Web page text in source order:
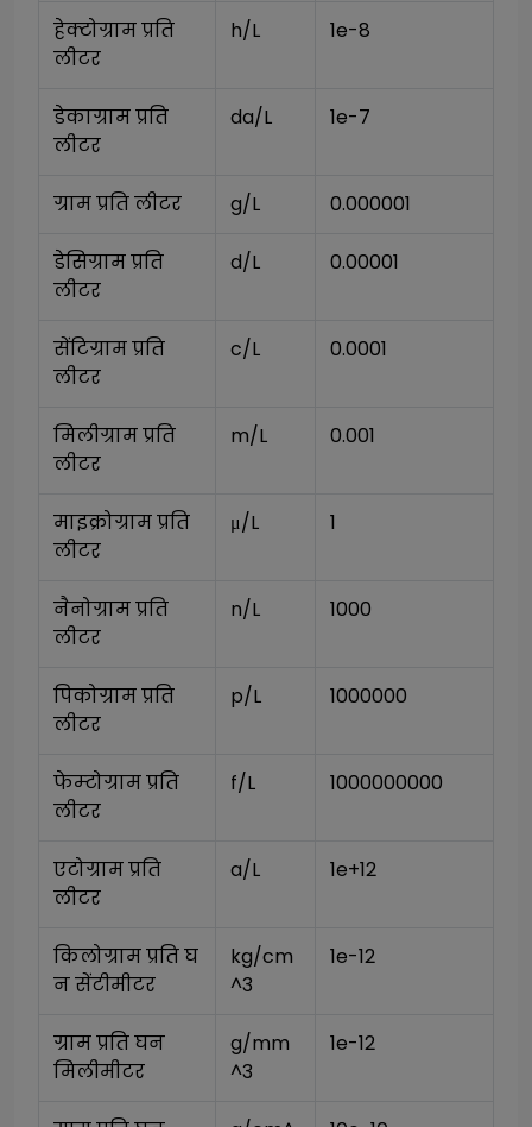
हेक्टोग्राम प्रति
लीटर
h/L 1e-8
डेकाग्राम प्रति
लीटर
da/L 1e-7
ग्राम प्रति लीटर g/L 0.000001
डेसिग्राम प्रति
लीटर
d/L 0.00001
सेंटिग्राम प्रति
लीटर
c/L 0.0001
मिलीग्राम प्रति
लीटर
m/L 0.001
माइक्रोग्राम प्रति
लीटर
μ/L 1
नैनोग्राम प्रति
लीटर
n/L 1000
पिकोग्राम प्रति
लीटर
p/L 1000000
फेम्टोग्राम प्रति
लीटर
f/L 1000000000
एटोग्राम प्रति
लीटर
a/L 1e+12
किलोग्राम प्रति घ
न सेंटीमीटर
kg/cm
^3
1e-12
ग्राम प्रति घन
मिलीमीटर
g/mm
^3
1e-12